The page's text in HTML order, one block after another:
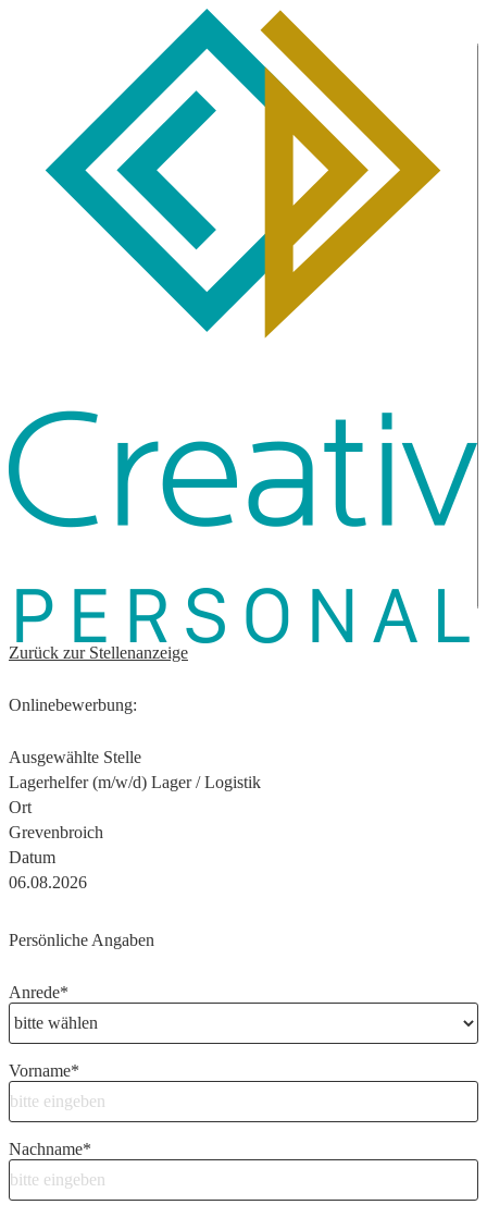
Zurück zur Stellenanzeige
Onlinebewerbung:
Ausgewählte Stelle
Lagerhelfer (m/w/d) Lager / Logistik
Ort
Grevenbroich
Datum
06.08.2026
Persönliche Angaben
Anrede*
Vorname*
Nachname*